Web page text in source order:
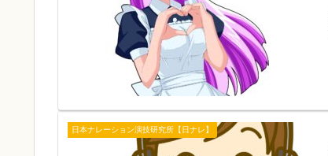
日本ナレーション演技研究所【日ナレ】